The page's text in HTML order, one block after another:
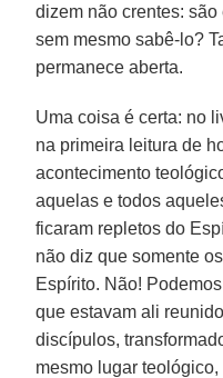
dizem não crentes:
sem mesmo sabê-lo?
permanece aberta.
Uma coisa é certa: no
na primeira leitura de
acontecimento
aquelas e todos
ficaram repletos do
não diz que somente
Espírito. Não!
que estavam ali
discípulos,
mesmo lugar